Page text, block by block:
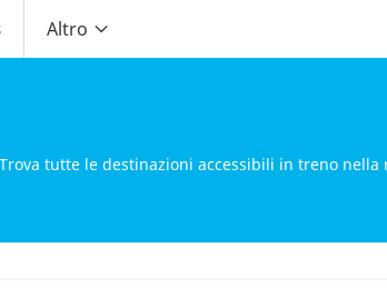
Altro
tutte le destinazioni accessibili in treno nella